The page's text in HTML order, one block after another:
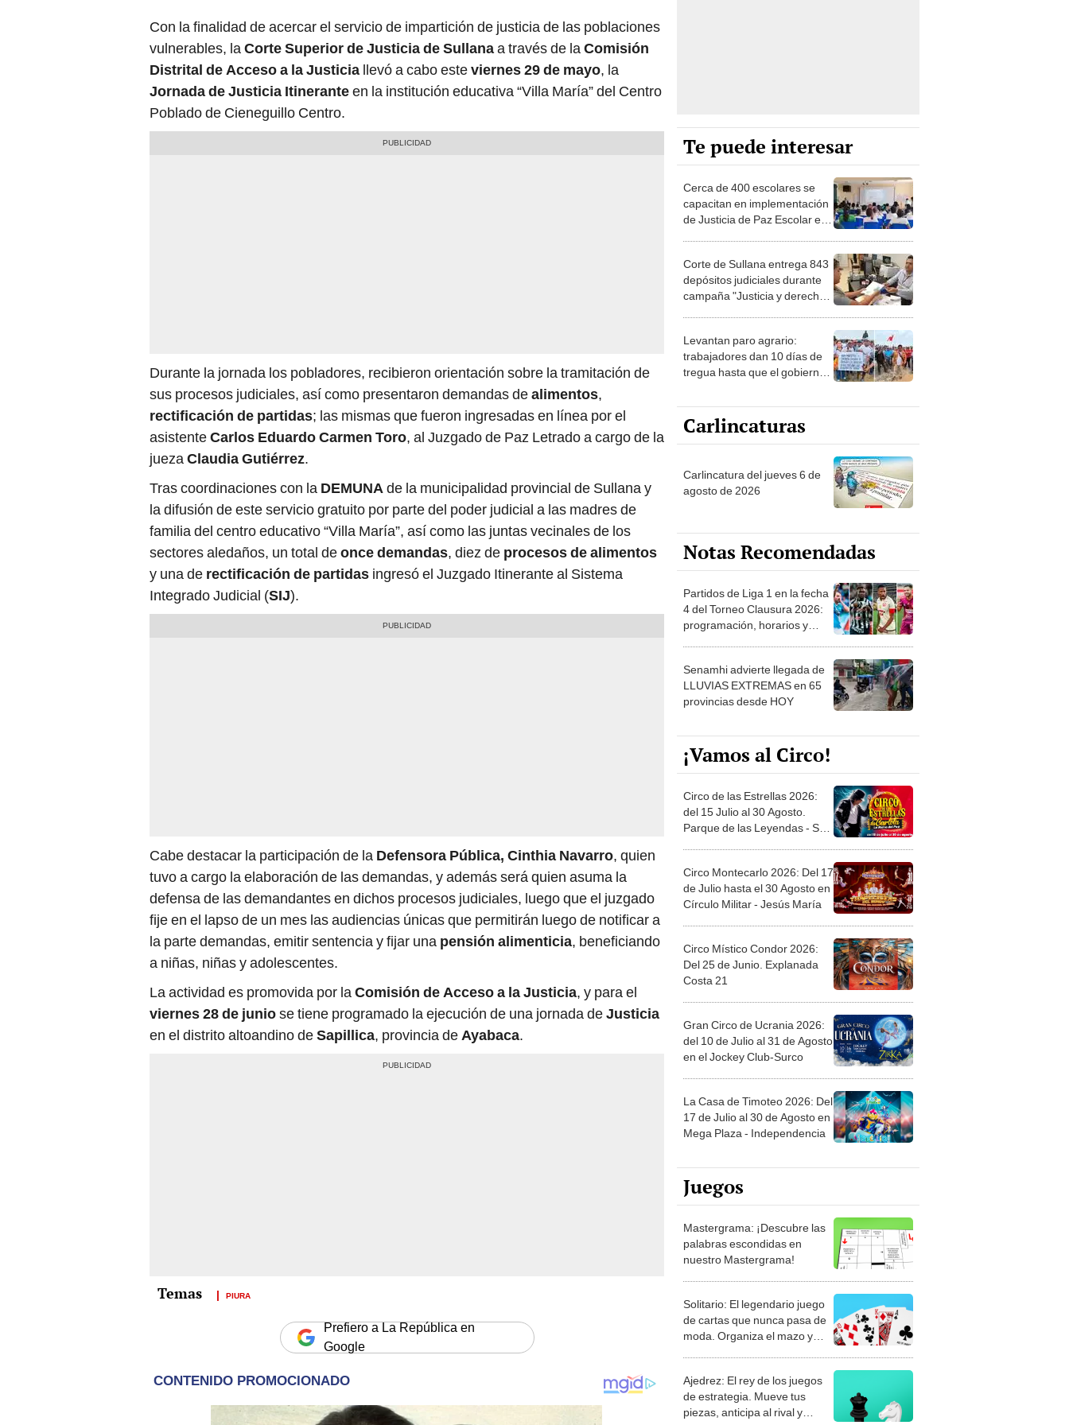
Con la finalidad de acercar el servicio de impartición de justicia de las poblaciones
vulnerables, laCorte Superior de Justicia de Sullanaa través de laComisión
Distrital de Acceso a la Justicia llevó a cabo esteviernes 29 de mayo, la
Jornada de Justicia Itineranteen la institución educativa “Villa María” del Centro
Poblado de Cieneguillo Centro.
Durante la jornada los pobladores, recibieron orientación sobre la tramitación de
sus procesos judiciales, así como presentaron demandas dealimentos,
rectificación de partidas; las mismas que fueron ingresadas en línea por el
asistenteCarlos Eduardo Carmen Toro, al Juzgado de Paz Letrado a cargo de la
juezaClaudia Gutiérrez.
Tras coordinaciones con la DEMUNAde la municipalidad provincial de Sullana y
la difusión de este servicio gratuito por parte del poder judicial a las madres de
familia del centro educativo “Villa María”, así como las juntas vecinales de los
sectores aledaños, un total deonce demandas, diez de procesos de alimentos
y una de rectificación de partidas ingresó el Juzgado Itinerante al Sistema
Integrado Judicial (SIJ).
Cabe destacar la participación de la Defensora Pública, Cinthia Navarro, quien
tuvo a cargo la elaboración de las demandas, y además será quien asuma la
defensa de las demandantes en dichos procesos judiciales, luego que el juzgado
fije en el lapso de un mes las audiencias únicas que permitirán luego de notificar a
la parte demandas, emitir sentencia y fijar una pensión alimenticia, beneficiando
a niñas, niñas y adolescentes.
La actividad es promovida por laComisión de Acceso a la Justicia, y para el
viernes 28 de juniose tiene programado la ejecución de una jornada deJusticia
en el distrito altoandino deSapillica, provincia deAyabaca.
PIURA
Prefiero a La República en
Google
Te puede interesar
Cerca de 400 escolares se
capacitan en implementación
de Justicia de Paz Escolar en
Corte de Sullana entrega 843
depósitos judiciales durante
campaña "Justicia y derechos
Levantan paro agrario:
trabajadores dan 10 días de
tregua hasta que el gobierno
Carlincaturas
Carlincatura del jueves 6 de
agosto de 2026
Notas Recomendadas
Partidos de Liga 1 en la fecha
4 del Torneo Clausura 2026:
programación, horarios y
Senamhi advierte llegada de
LLUVIAS EXTREMAS en 65
provincias desde HOY
¡Vamos al Circo!
Circo de las Estrellas 2026:
del 15 Julio al 30 Agosto.
Parque de las Leyendas - San
Circo Montecarlo 2026: Del 17
de Julio hasta el 30 Agosto en
Círculo Militar - Jesús María
Circo Místico Condor 2026:
Del 25 de Junio. Explanada
Costa 21
Gran Circo de Ucrania 2026:
del 10 de Julio al 31 de Agosto
en el Jockey Club-Surco
La Casa de Timoteo 2026: Del
17 de Julio al 30 de Agosto en
Mega Plaza - Independencia
Juegos
Mastergrama: ¡Descubre las
palabras escondidas en
nuestro Mastergrama!
Solitario: El legendario juego
de cartas que nunca pasa de
moda. Organiza el mazo y
Ajedrez: El rey de los juegos
de estrategia. Mueve tus
piezas, anticipa al rival y